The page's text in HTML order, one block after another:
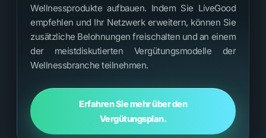
Wellnessprodukte aufbauen. Indem Sie LiveGood
empfehlen und Ihr Netzwerk erweitern, können Sie
zusätzliche Belohnungen freischalten und an einem
der meistdiskutierten Vergütungsmodelle der
Wellnessbranche teilnehmen.
Erfahren Sie mehr über den
Vergütungsplan.